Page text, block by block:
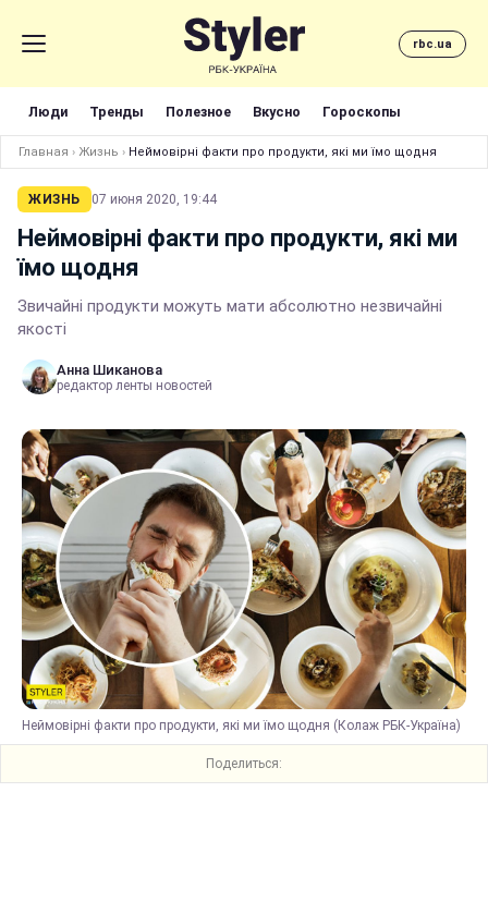
rbc.ua
Люди Тренды Полезное Вкусно Гороскопы
Главная › Жизнь › Неймовірні факти про продукти, які ми їмо щодня
ЖИЗНЬ 07 июня 2020, 19:44
Неймовірні факти про продукти, які ми
їмо щодня
Звичайні продукти можуть мати абсолютно незвичайні
якості
Анна Шиканова
редактор ленты новостей
Неймовірні факти про продукти, які ми їмо щодня (Колаж РБК-Україна)
Поделиться: